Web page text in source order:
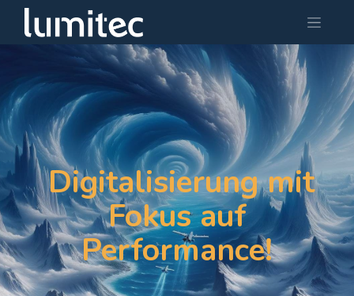
Digitalisierung mit
Fokus auf
Performance!